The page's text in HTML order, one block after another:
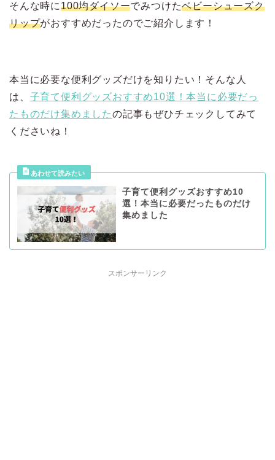
そんな時に100均ダイソーでみつけたベビーシューズク
リップがおすすめだったのでご紹介します！
本当に必要な便利グッズだけを知りたい！そんな人
は、 子育て便利グッズおすすめ10選！本当に必要だっ
たものだけ集めましたの記事もぜひチェックしてみて
くださいね！
子育て便利グッズおすすめ10
選！本当に必要だったものだけ
集めました
スポンサーリンク